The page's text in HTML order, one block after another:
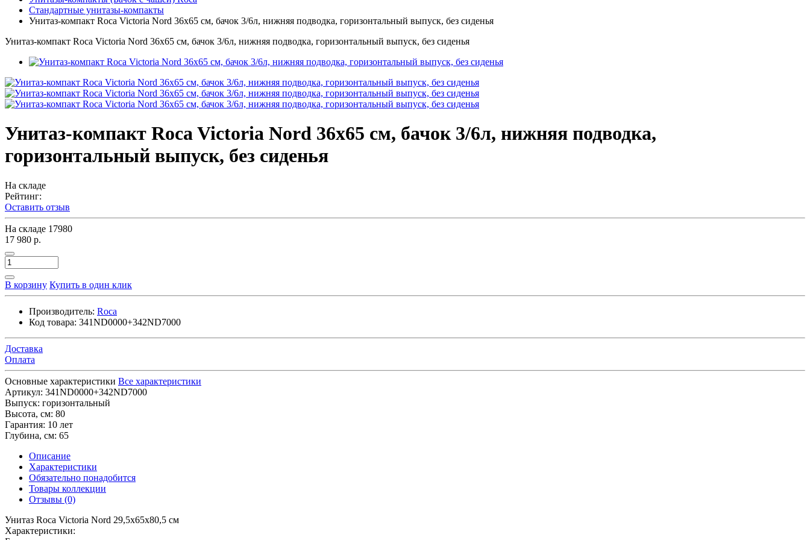
Стандартные унитазы-компакты
Унитаз-компакт Roca Victoria Nord 36х65 см, бачок 3/6л, нижняя подводка, горизонтальный выпуск, без сиденья
Унитаз-компакт Roca Victoria Nord 36х65 см, бачок 3/6л, нижняя подводка, горизонтальный выпуск, без сиденья
Унитаз-компакт Roca Victoria Nord 36х65 см, бачок 3/6л, нижняя подводка,
горизонтальный выпуск, без сиденья
На складе
Рейтинг:
Оставить отзыв
На складе 17980
17 980 р.
В корзину Купить в один клик
Производитель: Roca
Код товара: 341ND0000+342ND7000
Доставка
Оплата
Основные характеристики Все характеристики
Артикул: 341ND0000+342ND7000
Выпуск: горизонтальный
Высота, см: 80
Гарантия: 10 лет
Глубина, см: 65
Описание
Характеристики
Обязательно понадобится
Товары коллекции
Отзывы (0)
Унитаз Roca Victoria Nord 29,5х65х80,5 см
Характеристики: